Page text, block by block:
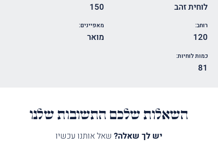
לוחית זהב 150
רוחב:
120
מאפיינים:
מואר
כמות לוחיות:
81
השאלות שלכם התשובות שלנו
יש לך שאלה? שאל אותנו עכשיו